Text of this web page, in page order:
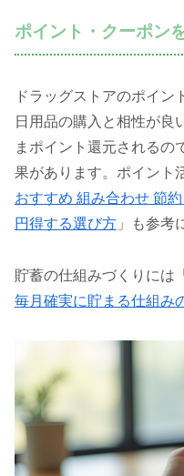
ポイント・クーポン
ドラッグストアのポイン
日用品の購入と相性が良
まポイント還元されるの
果があります。ポイント
おすすめ 組み合わせ 節
円得する選び方 」も参考
貯蓄の仕組みづくりには「
毎月確実に貯まる仕組み